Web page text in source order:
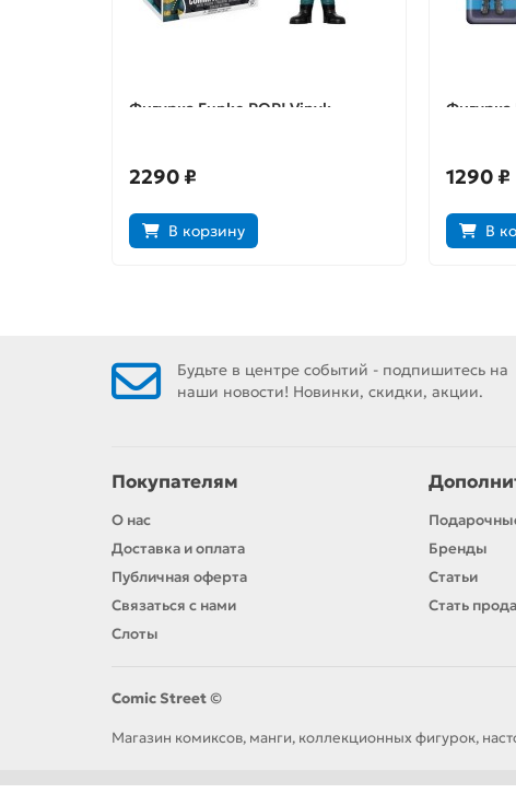
Фигурка Funko POP! Vinyl:
2290 ₽
В корзину
Фигурка
1290 ₽
В
Будьте в центре событий - подпишитесь на
наши новости! Новинки, скидки, акции.
Покупателям
О нас
Доставка и оплата
Публичная оферта
Связаться с нами
Слоты
Бренды
Статьи
Стать
Comic Street ©
Магазин комиксов, манги, коллекционных фигурок,